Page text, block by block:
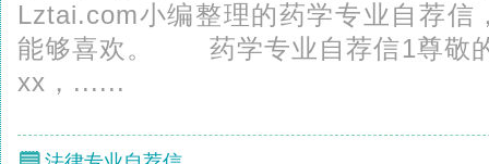
Lztai.com小编整理的药学专业自荐信
能够喜欢。 药学专业自荐信1尊
xx，......